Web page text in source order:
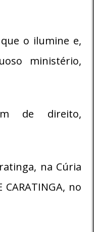
o ilumine e,
ministério,
de direito,
na Cúria
CARATINGA, no